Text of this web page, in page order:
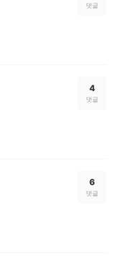
댓글
4
댓글
6
댓글